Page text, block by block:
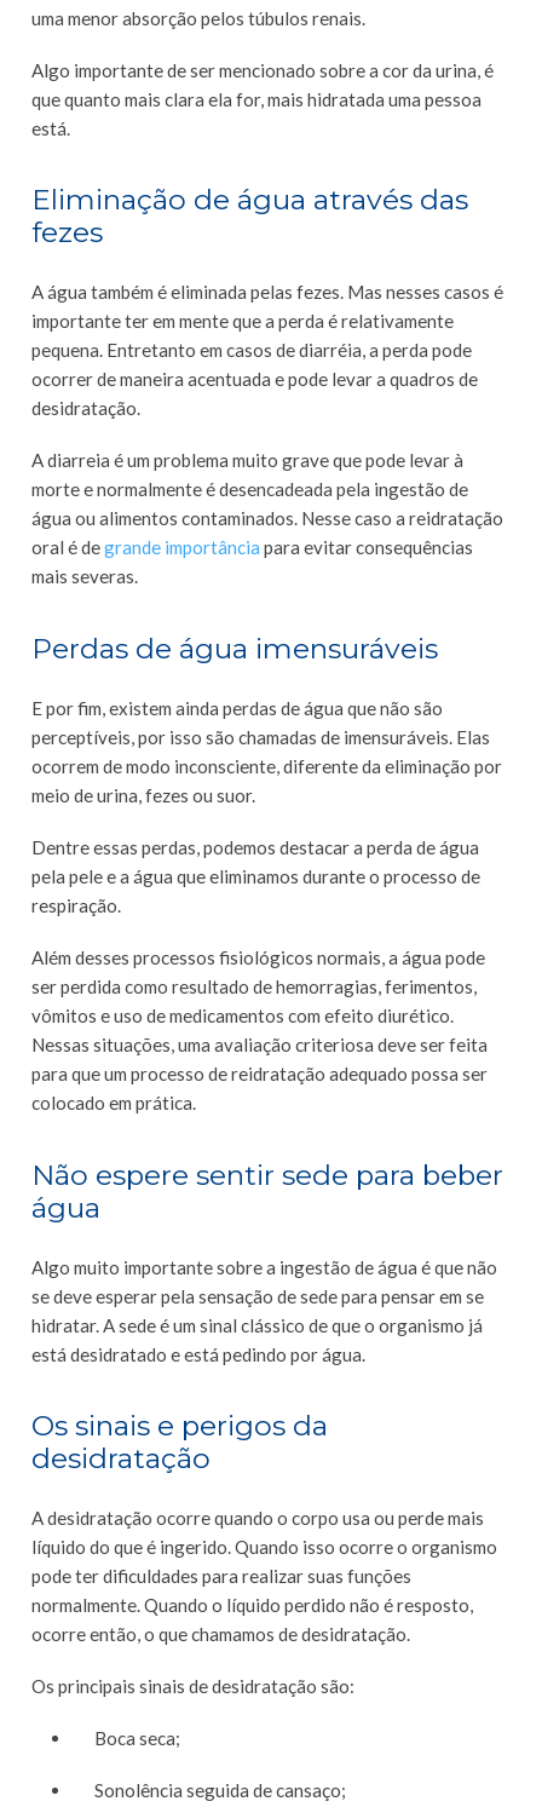
uma menor absorção pelos túbulos renais.
Algo importante de ser mencionado sobre a cor da urina, é
que quanto mais clara ela for, mais hidratada uma pessoa
está.
Eliminação de água através das
fezes
A água também é eliminada pelas fezes. Mas nesses casos é
importante ter em mente que a perda é relativamente
pequena. Entretanto em casos de diarréia, a perda pode
ocorrer de maneira acentuada e pode levar a quadros de
desidratação.
A diarreia é um problema muito grave que pode levar à
morte e normalmente é desencadeada pela ingestão de
água ou alimentos contaminados. Nesse caso a reidratação
oral é degrande importância para evitar consequências
mais severas.
Perdas de água imensuráveis
E por fim, existem ainda perdas de água que não são
perceptíveis, por isso são chamadas de imensuráveis. Elas
ocorrem de modo inconsciente, diferente da eliminação por
meio de urina, fezes ou suor.
Dentre essas perdas, podemos destacar a perda de água
pela pele e a água que eliminamos durante o processo de
respiração.
Além desses processos fisiológicos normais, a água pode
ser perdida como resultado de hemorragias, ferimentos,
vômitos e uso de medicamentos com efeito diurético.
Nessas situações, uma avaliação criteriosa deve ser feita
para que um processo de reidratação adequado possa ser
colocado em prática.
Não espere sentir sede para beber
água
Algo muito importante sobre a ingestão de água é que não
se deve esperar pela sensação de sede para pensar em se
hidratar. A sede é um sinal clássico de que o organismo já
está desidratado e está pedindo por água.
Os sinais e perigos da
desidratação
A desidratação ocorre quando o corpo usa ou perde mais
líquido do que é ingerido. Quando isso ocorre o organismo
pode ter dificuldades para realizar suas funções
normalmente. Quando o líquido perdido não é resposto,
ocorre então, o que chamamos de desidratação.
Os principais sinais de desidratação são:
Boca seca;
Sonolência seguida de cansaço;